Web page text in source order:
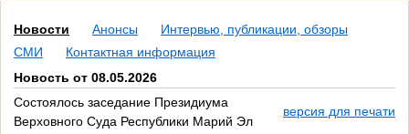
Новости Анонсы
Интервью, публикации, обзоры
СМИ
Контактная информация
Новость от 08.05.2026
Состоялось заседание Президиума
Верховного Суда Республики Марий Эл
версия для печати